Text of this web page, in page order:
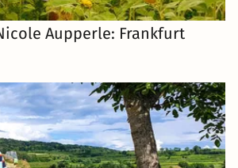
Aupperle: Frankfurt